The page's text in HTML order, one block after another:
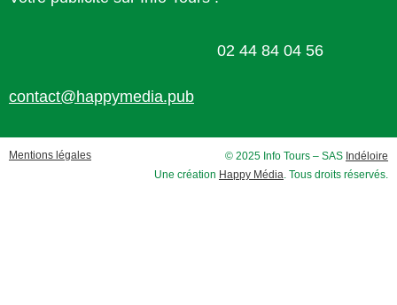
02 44 84 04 56
contact@happymedia.pub
Mentions légales © 2025 Info Tours – SAS Indéloire
Une création Happy Média . Tous droits réservés.